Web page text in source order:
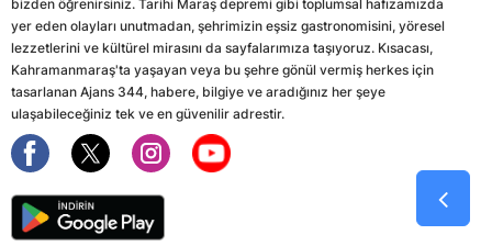
bizden öğrenirsiniz. Tarihi Maraş depremi gibi toplumsal hafızamızda
yer eden olayları unutmadan, şehrimizin eşsiz gastronomisini, yöresel
lezzetlerini ve kültürel mirasını da sayfalarımıza taşıyoruz. Kısacası,
Kahramanmaraş'ta yaşayan veya bu şehre gönül vermiş herkes için
tasarlanan Ajans 344, habere, bilgiye ve aradığınız her şeye
ulaşabileceğiniz tek ve en güvenilir adrestir.